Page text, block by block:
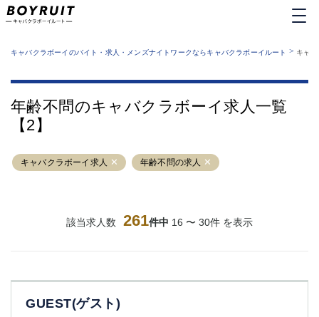
業種から探す
運営者情報
サイトマップ
キャバクラボーイのバイト・求人・メンズナイトワークならキャバクラボーイルート > キャ
年齢不問のキャバクラボーイ求人一覧
【2】
キャバクラボーイ求人 年齢不問の求人
該当求人数 261件中 16 〜 30件 を表示
GUEST(ゲスト)
六本木
池袋
渋谷
大和
立川
①六本木 ②西麻布